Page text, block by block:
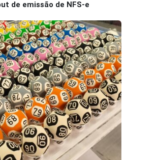
de emissão de NFS-e